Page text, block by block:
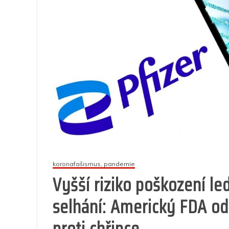
koronafašismus, pandemie
Vyšší riziko poškození
selhání: Americký FDA